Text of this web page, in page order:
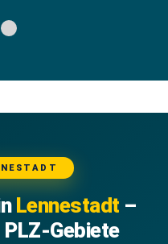
Lennestadt –
Gebiete